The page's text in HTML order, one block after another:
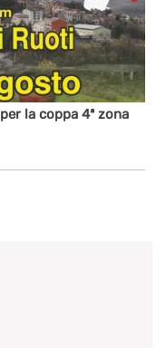
la coppa 4ª zona